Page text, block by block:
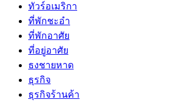
ทัวร์อเมริกา
ที่พักชะอำ
ที่พักอาศัย
ที่อยู่อาศัย
ธงชายหาด
ธุรกิจ
ธุรกิจร้านค้า